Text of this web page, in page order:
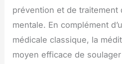
prévention et de traitement
mentale. En complément
médicale classique, la
moyen efficace de